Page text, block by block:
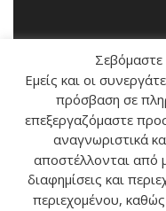
ΤΕΤΡΑΔΙΑ
Σεβόμαστε
Εμείς και οι
πρόσβαση σε
επεξεργαζόμαστε
αναγνωριστικά
αποστέλλονται από
διαφημίσεις και
περιεχομένου,